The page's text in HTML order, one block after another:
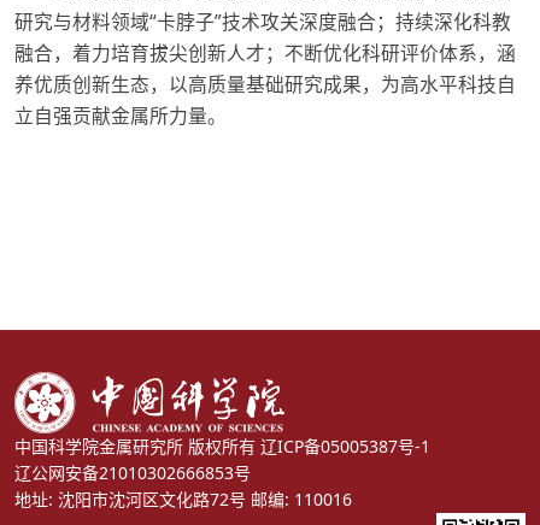
研究与材料领域“卡脖子”技术攻关深度融合；持续深化科教
融合，着力培育拔尖创新人才；不断优化科研评价体系，涵
养优质创新生态，以高质量基础研究成果，为高水平科技自
立自强贡献金属所力量。
中国科学院金属研究所 版权所有 辽ICP备05005387号-1
辽公网安备21010302666853号
地址: 沈阳市沈河区文化路72号 邮编: 110016